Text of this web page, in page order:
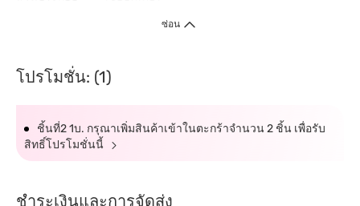
ซ่อน
โปรโมชั่น: (1)
ชิ้นที่2 1บ. กรุณาเพิ่มสินค้าเข้าในตะกร้าจำนวน 2 ชิ้น เพื่อรับ
สิทธิ์โปรโมชั่นนี้
ชำระเงินและการจัดส่ง